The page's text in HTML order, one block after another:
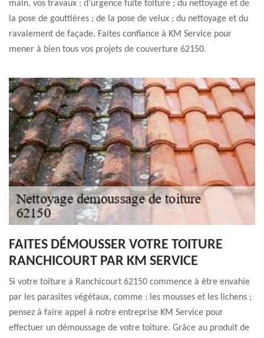
main, vos travaux : d’urgence fuite toiture ; du nettoyage et de
la pose de gouttières ; de la pose de velux ; du nettoyage et du
ravalement de façade. Faites confiance à KM Service pour
mener à bien tous vos projets de couverture 62150.
FAITES DÉMOUSSER VOTRE TOITURE
RANCHICOURT PAR KM SERVICE
Si votre toiture à Ranchicourt 62150 commence à être envahie
par les parasites végétaux, comme : les mousses et les lichens ;
pensez à faire appel à notre entreprise KM Service pour
effectuer un démoussage de votre toiture. Grâce au produit de